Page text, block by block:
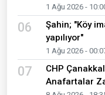
1 Ağu 2026 -
06
Şahin; "Köy
yapılıyor"
1 Ağu 2026 -
07
CHP
Anafartalar